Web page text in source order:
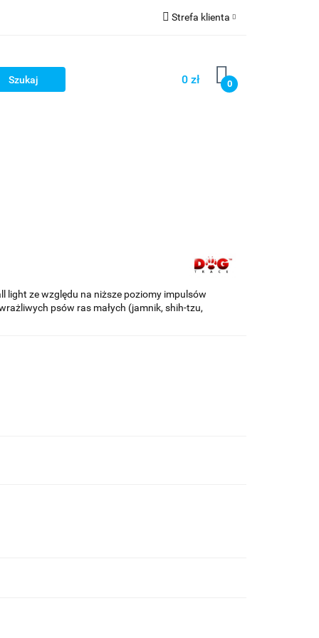
Strefa klienta
Zarejestruj się
0 zł 0
light ze względu na niższe poziomy impulsów
psów ras małych (jamnik, shih-tzu,